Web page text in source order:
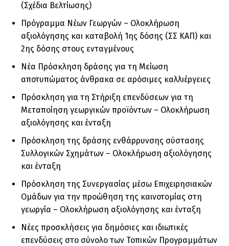
(Σχέδια Βελτίωσης)
Πρόγραμμα Νέων Γεωργών – Ολοκλήρωση
αξιολόγησης και καταβολή 1ης δόσης (ΣΣ ΚΑΠ) και
2ης δόσης στους ενταγμένους
Νέα Πρόσκληση δράσης για τη Μείωση
αποτυπώματος άνθρακα σε αρόσιμες καλλιέργειες
Πρόσκληση για τη Στήριξη επενδύσεων για τη
Μεταποίηση γεωργικών προϊόντων – Ολοκλήρωση
αξιολόγησης και ένταξη
Πρόσκληση της δράσης ενθάρρυνσης σύστασης
Συλλογικών Σχημάτων – Ολοκλήρωση αξιολόγησης
και ένταξη
Πρόσκληση της Συνεργασίας μέσω Επιχειρησιακών
Ομάδων για την προώθηση της καινοτομίας στη
γεωργία – Ολοκλήρωση αξιολόγησης και ένταξη
Νέες προσκλήσεις για δημόσιες και ιδιωτικές
επενδύσεις στο σύνολο των Τοπικών Προγραμμάτων